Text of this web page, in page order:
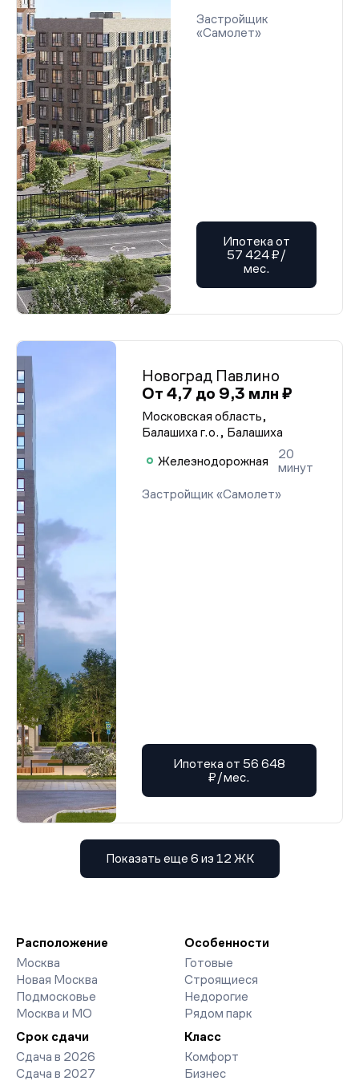
Застройщик
«Самолет»
Ипотека от
57 424 ₽/
мес.
Новоград Павлино
От 4,7 до 9,3 млн ₽
Московская область,
Балашиха г.о., Балашиха
Железнодорожная
20
минут
Застройщик «Самолет»
Ипотека от 56 648
₽/мес.
Показать еще 6 из 12 ЖК
Расположение
Москва
Новая Москва
Подмосковье
Москва и МО
Особенности
Готовые
Строящиеся
Недорогие
Рядом парк
Срок сдачи
Сдача в 2026
Сдача в 2027
Класс
Комфорт
Бизнес